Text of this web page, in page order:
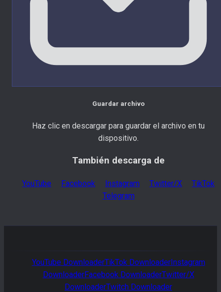
Guardar archivo
Haz clic en descargar para guardar el archivo en tu
dispositivo.
También descarga de
YouTube Facebook Instagram Twitter/X
TikTok
Telegram
YouTube DownloaderTikTokDownloaderInstagram
DownloaderFacebookDownloaderTwitter/X
DownloaderTwitch Downloader